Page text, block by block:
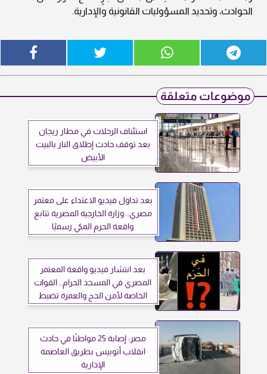
الحوادث، وتحديد المسؤوليات القانونية والإدارية.
موضوعات متعلقة
استئناف الرحلات في مطار ريجان
بعد توقف حادث إطلاق النار بالبيت
الأبيض
بعد تداول فيديو الاعتداء على معتمر
مصري.. وزارة الخارجية المصرية تتابع
واقعة الحرم المكي رسميًا
بعد انتشار فيديو واقعة المعتمر
المصري في المسجد الحرام.. القوات
الخاصة لأمن الحج والعمرة تضبط
مصر: إصابة 25 مواطنًا في حادث
انقلاب أتوبيس بطريق العاصمة
الإدارية